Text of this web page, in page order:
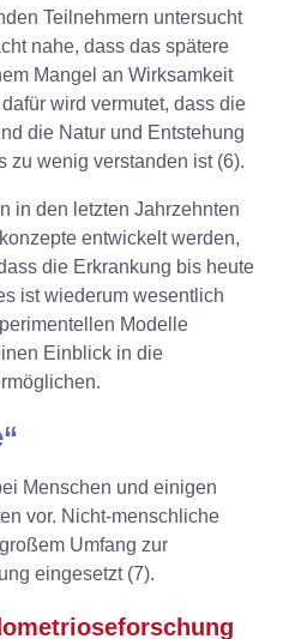
Teilnehmern untersucht
nahe, dass das spätere
Mangel an Wirksamkeit
wird vermutet, dass die
die Natur und Entstehung
zu wenig verstanden ist (6).
in den letzten Jahrzehnten
entwickelt werden,
die Erkrankung bis heute
ist wiederum wesentlich
Modelle
Einblick in die
Menschen und einigen
vor. Nicht-menschliche
Umfang zur
eingesetzt (7).